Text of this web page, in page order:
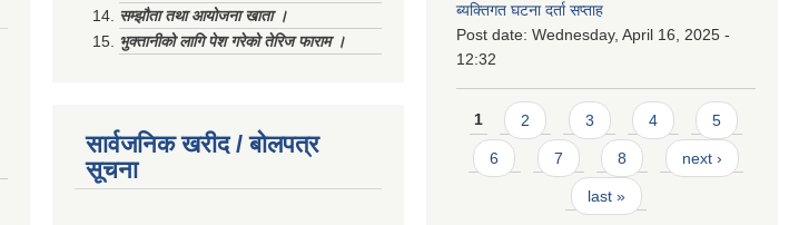
सम्झौता तथा आयोजना खाता ।
भुक्तानीको लागि पेश गरेको तेरिज फाराम ।
सार्वजनिक खरीद / बोलपत्र
सूचना
ब्यक्तिगत घटना दर्ता सप्ताह
Post date: Wednesday, April 16, 2025 -
12:32
Pages
1 2 3 4 5
6 7 8 next ›
last »